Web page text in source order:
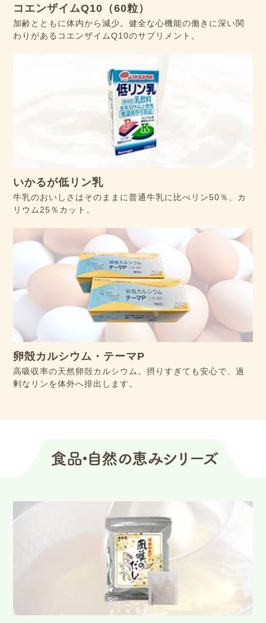
コエンザイムQ10（60粒）
加齢とともに体内から減少。健全な心機能の働きに深い関
わりがあるコエンザイムQ10のサプリメント。
いかるが低リン乳
牛乳のおいしさはそのままに普通牛乳に比べリン50％、カ
リウム25％カット。
卵殻カルシウム・テーマP
高吸収率の天然卵殻カルシウム。摂りすぎても安心で、過
剰なリンを体外へ排出します。